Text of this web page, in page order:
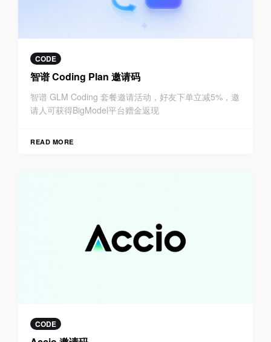
CODE
智谱 Coding Plan 邀请码
智谱 GLM Coding 套餐邀请活动，好友下单立减5%，邀
请人可获得BigModel平台赠金返现
READ MORE
CODE